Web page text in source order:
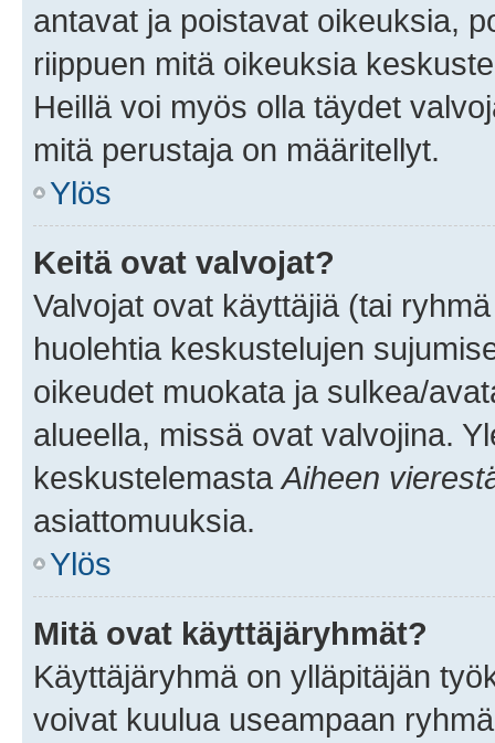
antavat ja poistavat oikeuksia,
riippuen mitä oikeuksia
Heillä voi myös olla täydet
mitä perustaja on määritellyt.
Ylös
Keitä ovat valvojat?
Valvojat ovat käyttäjiä (tai
huolehtia keskustelujen
oikeudet muokata ja sulkea/
alueella, missä ovat valvojina.
keskustelemasta Aiheen
asiattomuuksia.
Ylös
Mitä ovat käyttäjäryhmät?
Käyttäjäryhmä on ylläpitäjän
voivat kuulua useampaan